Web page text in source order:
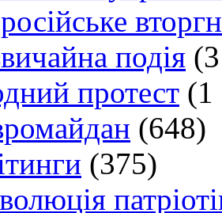
російське
подія
протест (1
(648)
(375)